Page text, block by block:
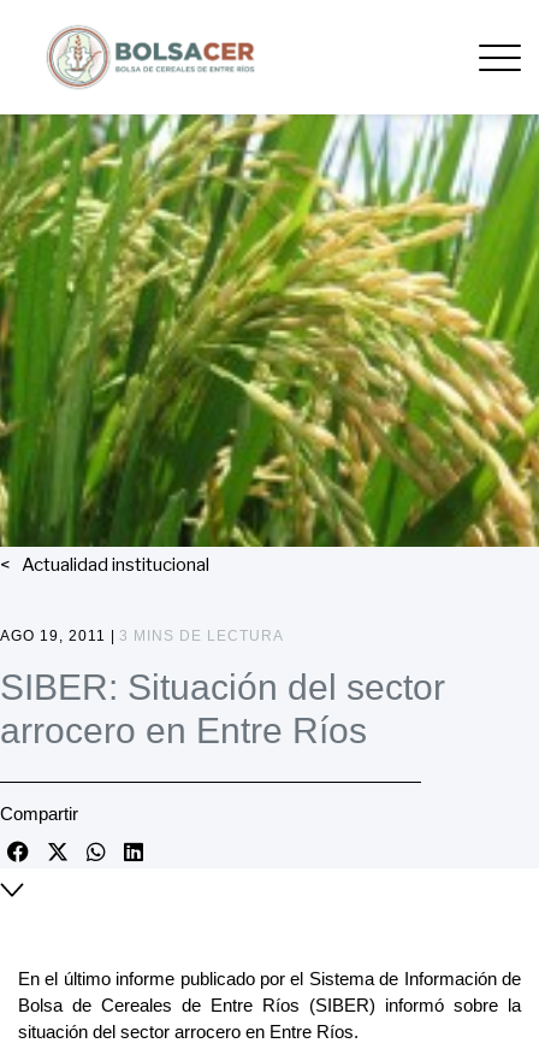
Actualidad institucional
AGO 19, 2011 | 3 MINS DE LECTURA
SIBER: Situación del sector
arrocero en Entre Ríos
Compartir
En el último informe publicado por el Sistema de Información de
Bolsa de Cereales de Entre Ríos (SIBER) informó sobre la
situación del sector arrocero en Entre Ríos.